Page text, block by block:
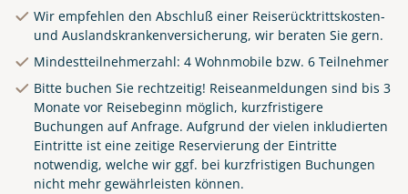
Wir empfehlen den Abschluß einer Reiserücktrittskosten-
und Auslandskrankenversicherung, wir beraten Sie gern.
Mindestteilnehmerzahl: 4 Wohnmobile bzw. 6 Teilnehmer
Bitte buchen Sie rechtzeitig! Reiseanmeldungen sind bis 3
Monate vor Reisebeginn möglich, kurzfristigere
Buchungen auf Anfrage. Aufgrund der vielen inkludierten
Eintritte ist eine zeitige Reservierung der Eintritte
notwendig, welche wir ggf. bei kurzfristigen Buchungen
nicht mehr gewährleisten können.